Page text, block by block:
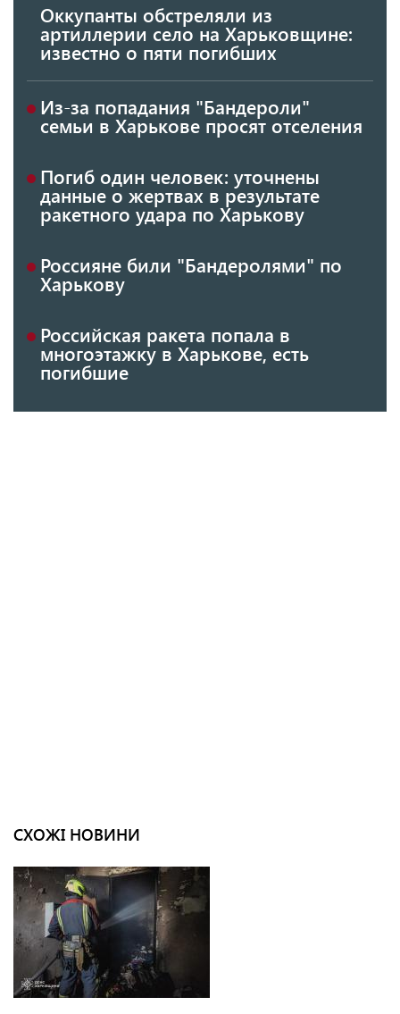
Оккупанты обстреляли из
артиллерии село на Харьковщине:
известно о пяти погибших
Из-за попадания "Бандероли"
семьи в Харькове просят отселения
Погиб один человек: уточнены
данные о жертвах в результате
ракетного удара по Харькову
Россияне били "Бандеролями" по
Харькову
Российская ракета попала в
многоэтажку в Харькове, есть
погибшие
СХОЖІ НОВИНИ